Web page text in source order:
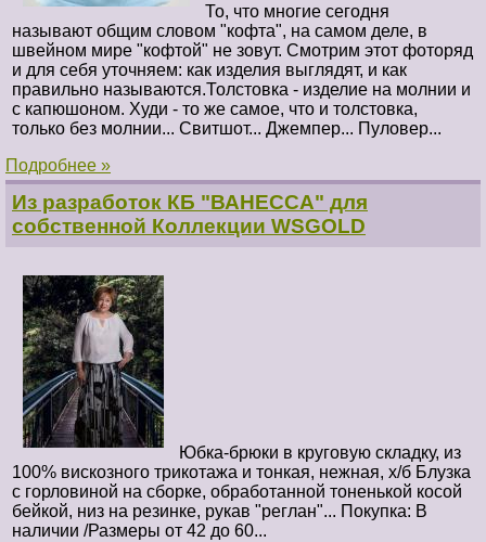
То, что многие сегодня
называют общим словом "кофта", на самом деле, в
швейном мире "кофтой" не зовут. Смотрим этот фоторяд
и для себя уточняем: как изделия выглядят, и как
правильно называются.Толстовка - изделие на молнии и
с капюшоном. Худи - то же самое, что и толстовка,
только без молнии... Свитшот... Джемпер... Пуловер...
Подробнее »
Из разработок КБ "ВАНЕССА" для
собственной Коллекции WSGOLD
Юбка-брюки в круговую складку, из
100% вискозного трикотажа и тонкая, нежная, х/б Блузка
с горловиной на сборке, обработанной тоненькой косой
бейкой, низ на резинке, рукав "реглан"... Покупка: В
наличии /Размеры от 42 до 60...